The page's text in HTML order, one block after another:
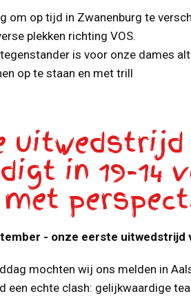
om op tijd in Zwanenburg te
plekken richting VOS.
is voor onze dames
op te staan en met trill
uitwedstrijd
in 19-14
- onze eerste uitwedstrijd
mochten wij ons melden in
een echte clash: gelijkwaardige